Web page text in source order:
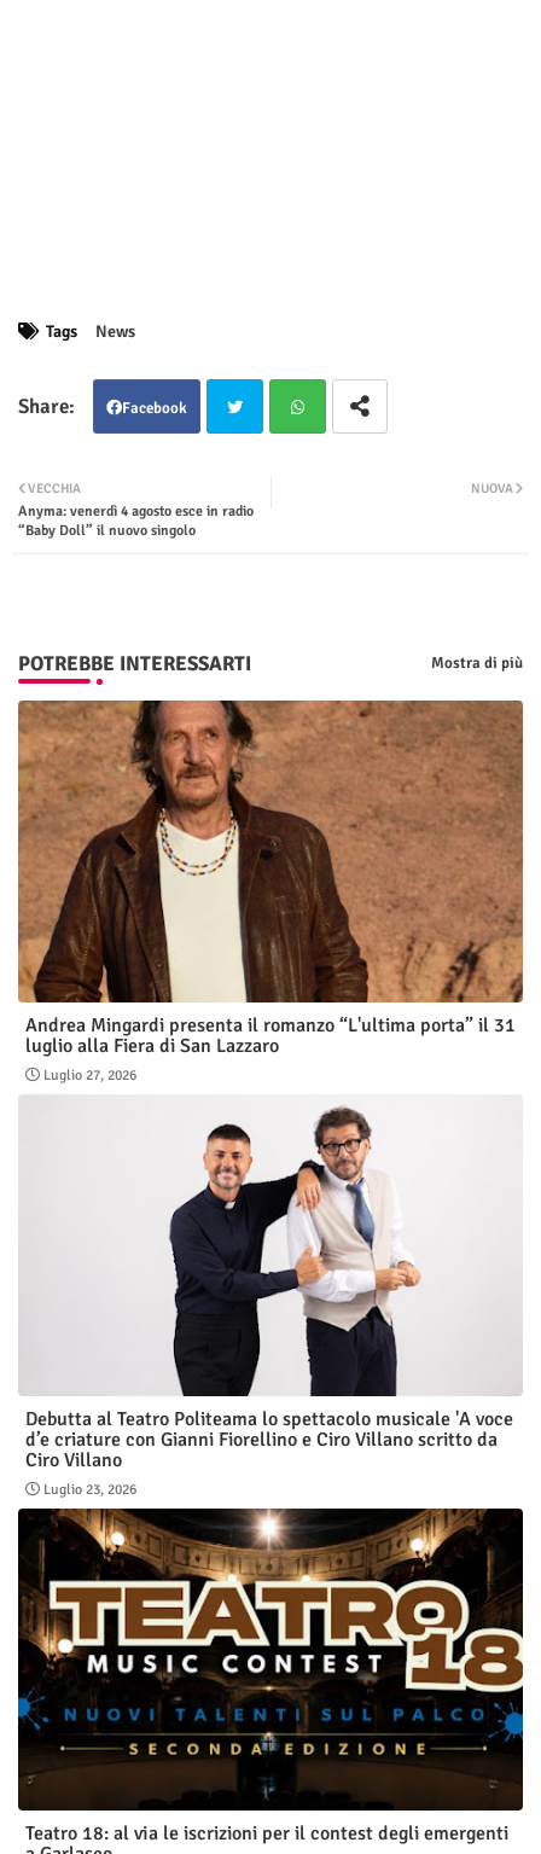
Tags News
Facebook
ter
NUOVA
VECCHIA
Anyma: venerdì 4 agosto esce in radio
“Baby Doll” il nuovo singolo
POTREBBE INTERESSARTI Mostra di più
Andrea Mingardi presenta il romanzo “L'ultima porta” il 31
luglio alla Fiera di San Lazzaro
Luglio 27, 2026
Debutta al Teatro Politeama lo spettacolo musicale 'A voce
d’e criature con Gianni Fiorellino e Ciro Villano scritto da
Ciro Villano
Luglio 23, 2026
Teatro 18: al via le iscrizioni per il contest degli emergenti